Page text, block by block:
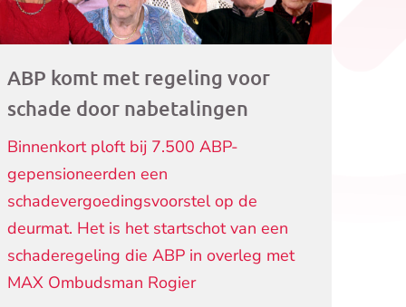
ABP komt met regeling voor
schade door nabetalingen
Binnenkort ploft bij 7.500 ABP-
gepensioneerden een
schadevergoedingsvoorstel op de
deurmat. Het is het startschot van een
schaderegeling die ABP in overleg met
MAX Ombudsman Rogier